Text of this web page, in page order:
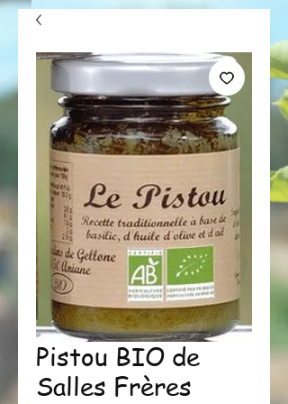
Pistou BIO de
Salles Frères